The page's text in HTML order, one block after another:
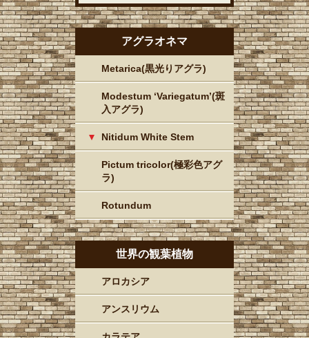
アグラオネマ
Metarica(黒光りアグラ)
Modestum ‘Variegatum’(斑
入アグラ)
Nitidum White Stem
Pictum tricolor(極彩色アグ
ラ)
Rotundum
世界の観葉植物
アロカシア
アンスリウム